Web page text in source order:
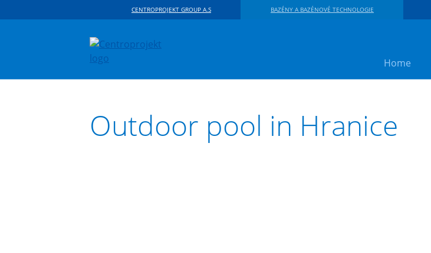
CENTROPROJEKT GROUP A.S BAZÉNY A BAZÉNOVÉ TECHNOLOGIE
Home
Outdoor pool in Hranice